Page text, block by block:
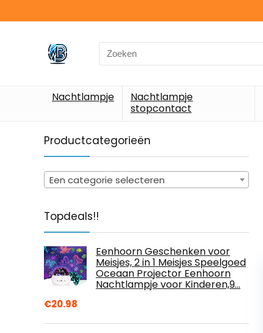
Search
for:
Nachtlampje
Nachtlampje
stopcontact
Productcategorieën
Een categorie selecteren
Topdeals!!
Eenhoorn Geschenken voor
Meisjes, 2 in 1 Meisjes Speelgoed
Oceaan Projector Eenhoorn
Nachtlampje voor Kinderen,9…
€20.98